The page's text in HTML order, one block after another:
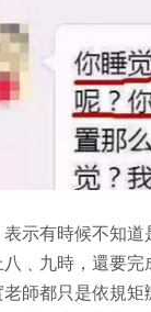
示有時候不知
﹑九時，還要
師都只是依規